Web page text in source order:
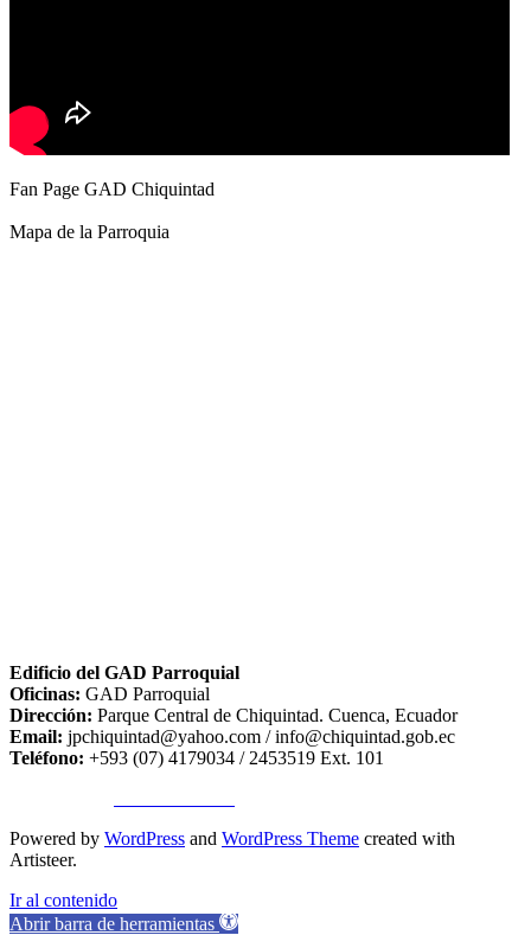
Fan Page GAD Chiquintad
Mapa de la Parroquia
Edificio del GAD Parroquial
Oficinas: GAD Parroquial
Dirección: Parque Central de Chiquintad. Cuenca, Ecuador
Email: jpchiquintad@yahoo.com / info@chiquintad.gob.ec
Teléfono: +593 (07) 4179034 / 2453519 Ext. 101
Powered by WordPress and WordPress Theme created with
Artisteer.
Ir al contenido
Abrir barra de herramientas